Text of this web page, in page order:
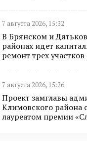
7 августа 2026, 15:32
В Брянском и
районах идет
ремонт трех
7 августа 2026, 15:26
Проект замглавы
Климовского района
лауреатом премии